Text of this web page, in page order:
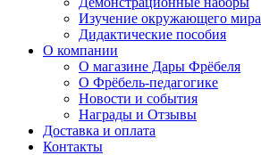
Изучение окружающего мира
Дидактические пособия
О компании
О магазине Дары Фрёбеля
О Фрёбель-педагогике
Новости и события
Награды и Отзывы
Доставка и оплата
Контакты